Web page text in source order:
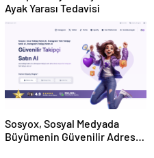
Ayak Yarası Tedavisi
Sosyox, Sosyal Medyada
Büyümenin Güvenilir Adresi